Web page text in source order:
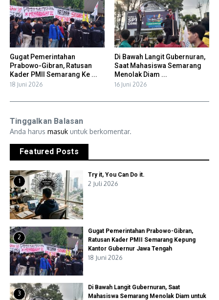
Gugat Pemerintahan
Prabowo-Gibran, Ratusan
Kader PMII Semarang Ke ...
18 Juni 2026
Di Bawah Langit Gubernuran,
Saat Mahasiswa Semarang
Menolak Diam ...
16 Juni 2026
Tinggalkan Balasan
Anda harus masuk untuk berkomentar.
Featured Posts
1
Try it, You Can Do it.
2 Juli 2026
2
Gugat Pemerintahan Prabowo-Gibran,
Ratusan Kader PMII Semarang Kepung
Kantor Gubernur Jawa Tengah
18 Juni 2026
3
Di Bawah Langit Gubernuran, Saat
Mahasiswa Semarang Menolak Diam untuk